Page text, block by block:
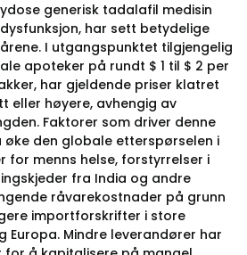
generisk tadalafil medisin
har sett betydelige
I utgangspunktet tilgjengelig
apoteker på rundt $ 1 til $ 2 per
har gjeldende priser klatret
eller høyere, avhengig av
Faktorer som driver denne
øke den globale etterspørselen i
for menns helse, forstyrrelser i
fra India og andre
råvarekostnader på grunn
importforskrifter i store
Europa. Mindre leverandører har